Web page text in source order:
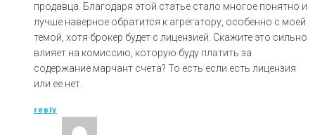
продавца. Благодаря этой статье стало многое понятно и
лучше наверное обратится к агрегатору, особенно с моей
темой, хотя брокер будет с лицензией. Скажите это сильно
влияет на комиссию, которую буду платить за
содержание марчант счета? То есть если есть лицензия
или ее нет.
reply